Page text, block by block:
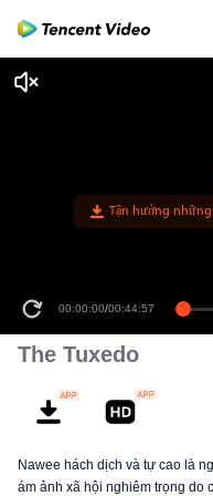
Tận hưởng
00:00:00/00:44:57
The Tuxedo
Nawee hách dịch và tự cao là
ám ảnh xã hội nghiêm trọng